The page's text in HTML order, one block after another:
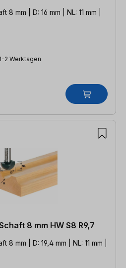
mm | D: 16 mm | NL: 11 mm |
2 Werktagen
8 mm HW S8 R9,7
mm | D: 19,4 mm | NL: 11 mm |